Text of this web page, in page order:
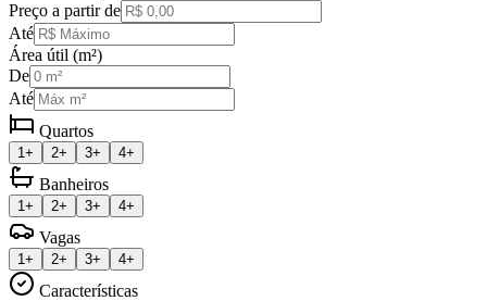
Preço a partir de
Até
Área útil (m²)
De
Até
Quartos
1+ 2+ 3+ 4+
Banheiros
1+ 2+ 3+ 4+
Vagas
1+ 2+ 3+ 4+
Características